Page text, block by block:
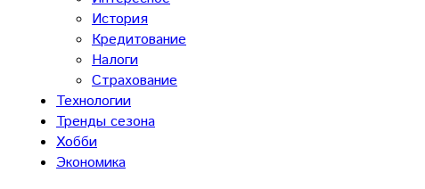
История
Кредитование
Налоги
Страхование
Технологии
Тренды сезона
Хобби
Экономика